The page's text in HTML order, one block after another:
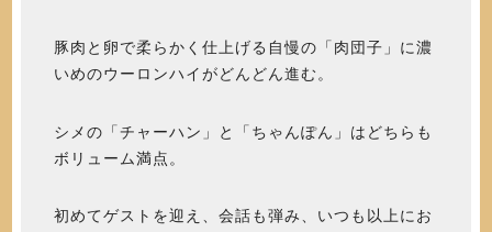
豚肉と卵で柔らかく仕上げる自慢の「肉団子」に濃
いめのウーロンハイがどんどん進む。
シメの「チャーハン」と「ちゃんぽん」はどちらも
ボリューム満点。
初めてゲストを迎え、会話も弾み、いつも以上にお